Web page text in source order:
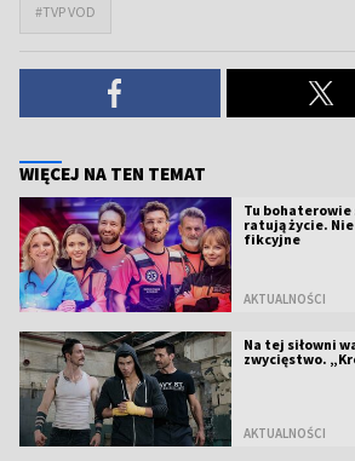
#TVP VOD
WIĘCEJ NA TEN TEMAT
Tu bohaterowie
ratują życie.
fikcyjne
AKTUALNOŚCI
Na tej siłowni
zwycięstwo.
AKTUALNOŚCI